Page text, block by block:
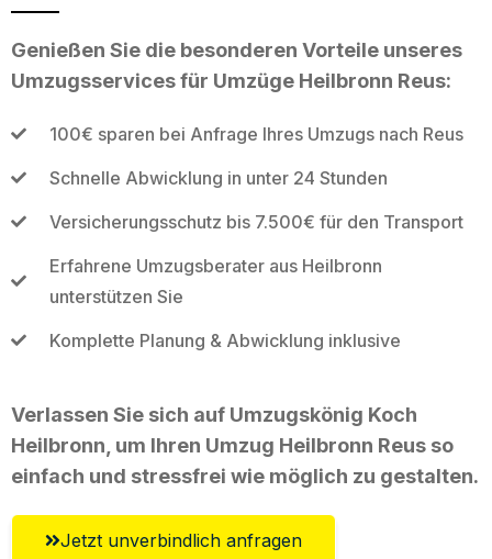
Genießen Sie die besonderen Vorteile unseres
Umzugsservices für Umzüge Heilbronn Reus:
100€ sparen bei Anfrage Ihres Umzugs nach Reus
Schnelle Abwicklung in unter 24 Stunden
Versicherungsschutz bis 7.500€ für den Transport
Erfahrene Umzugsberater aus Heilbronn
unterstützen Sie
Komplette Planung & Abwicklung inklusive
Verlassen Sie sich auf Umzugskönig Koch
Heilbronn, um Ihren Umzug Heilbronn Reus so
einfach und stressfrei wie möglich zu gestalten.
Jetzt unverbindlich anfragen